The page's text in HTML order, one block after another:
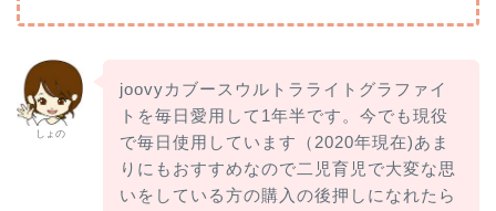
しょの
joovyカブースウルトラライトグラファイ
トを毎日愛用して1年半です。今でも現役
で毎日使用しています（2020年現在)あま
りにもおすすめなので二児育児で大変な思
いをしている方の購入の後押しになれたら